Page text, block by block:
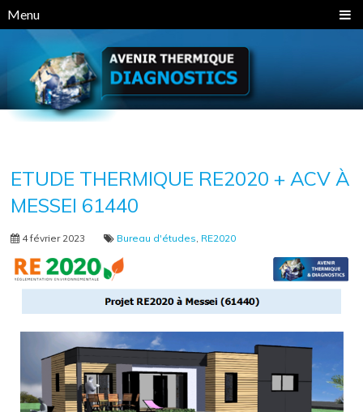
Menu
ETUDE THERMIQUE RE2020 + ACV À
MESSEI 61440
4 février 2023 Bureau d'études RE2020
Panneau de gestion des cookies